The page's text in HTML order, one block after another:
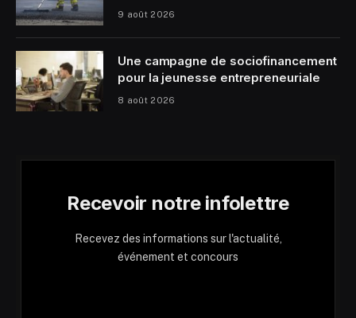
9 août 2026
Une campagne de sociofinancement
pour la jeunesse entrepreneuriale
8 août 2026
Recevoir notre infolettre
Recevez des informations sur l'actualité,
événement et concours